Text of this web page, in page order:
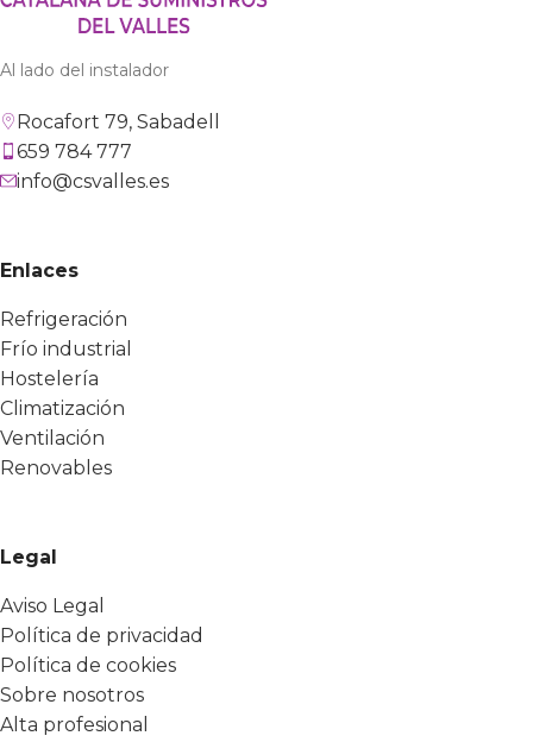
Al lado del instalador
Rocafort 79, Sabadell
659 784 777
info@csvalles.es
Enlaces
Refrigeración
Frío industrial
Hostelería
Climatización
Ventilación
Renovables
Legal
Aviso Legal
Política de privacidad
Política de cookies
Sobre nosotros
Alta profesional